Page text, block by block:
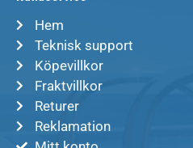
Hem
Teknisk support
Köpevillkor
Fraktvillkor
Returer
Reklamation